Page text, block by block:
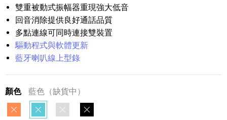
雙重被動式振幅器重現強大低音
回音消除提供良好通話品質
多點連線可同時連接雙裝置
驅動程式與軟體更新
藍牙喇叭線上型錄
顏色 藍色（缺貨中）
橘色 藍色 灰色 黑色